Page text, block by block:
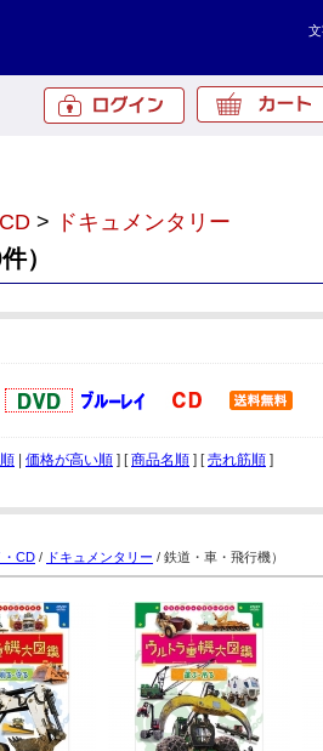
> ドキュメンタリー
）
価格が高い順 ] [商品名順 ] [売れ筋順 ]
・CD / ドキュメンタリー / 鉄道・車・飛行機）